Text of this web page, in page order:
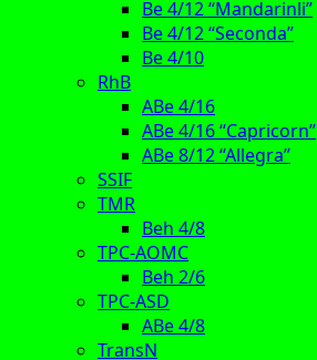
Be 4/12 “Mandarinli”
Be 4/12 “Seconda”
Be 4/10
RhB
ABe 4/16
ABe 4/16 “Capricorn”
ABe 8/12 “Allegra”
SSIF
TMR
Beh 4/8
TPC-AOMC
Beh 2/6
TPC-ASD
ABe 4/8
TransN